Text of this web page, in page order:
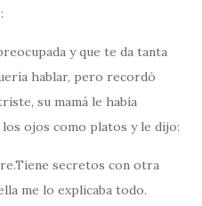
y que te da tanta
hablar, pero recordó
su mamá le había
ojos como platos y le dijo:
secretos con otra
me lo explicaba todo.